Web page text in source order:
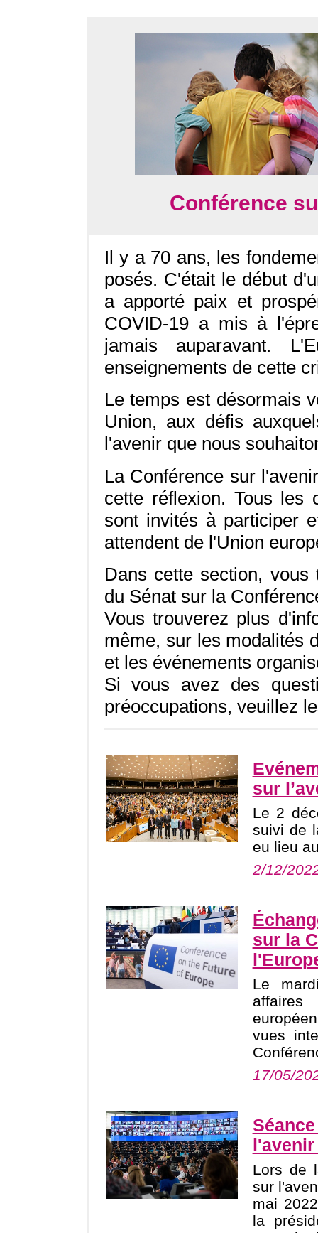
Conférence
Il y a 70 ans, les
posés. C'était le début
a apporté paix et
COVID-19 a mis à
jamais auparavant.
enseignements de cette
Le temps est désormais
Union, aux défis
l'avenir que nous
La Conférence sur
cette réflexion. Tous les
sont invités à participer
attendent de l'Union
Dans cette section,
du Sénat sur la
Vous trouverez plus
même, sur les modalités
et les événements
Si vous avez des
préoccupations, veuillez
sur
Le 2
suivi de
eu lieu
2/12/
sur la
Le
vues
17/05/
Lors de
sur
mai
la